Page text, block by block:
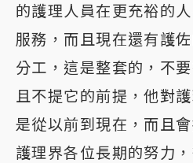
的護理人員在更充裕的
服務，而且現在還有護
分工，這是整套的，不
且不提它的前提，他對
是從以前到現在，而且
護理界各位長期的努力